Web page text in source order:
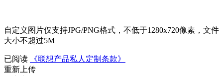
自定义图片仅支持JPG/PNG格式，不低于1280x720像素，文件
大小不超过5M
已阅读
《联想产品私人定制条款》
重新上传